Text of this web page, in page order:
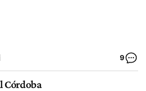
9
Córdoba